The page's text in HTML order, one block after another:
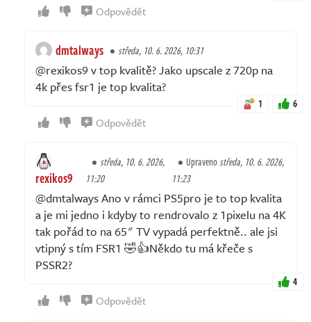
Odpovědět
dmtalways středa, 10. 6. 2026, 10:31
@rexikos9 v top kvalitě? Jako upscale z 720p na
4k přes fsr1 je top kvalita?
1 6
Odpovědět
rexikos9
středa, 10. 6. 2026,
11:20
Upravenostředa, 10. 6. 2026,
11:23
@dmtalways Ano v rámci PS5pro je to top kvalita
a je mi jedno i kdyby to rendrovalo z 1pixelu na 4K
tak pořád to na 65" TV vypadá perfektně.. ale jsi
vtipný s tím FSR1 🤣👍Někdo tu má křeče s
PSSR2?
4
Odpovědět